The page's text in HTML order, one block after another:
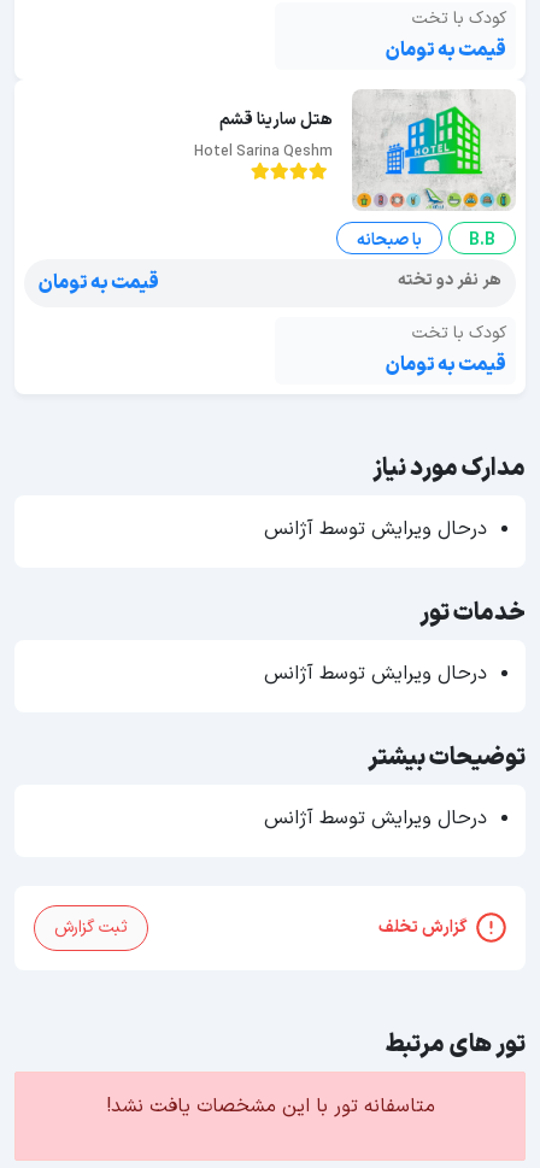
کودک با تخت
قیمت به تومان
هتل سارینا قشم
Hotel Sarina Qeshm
B.B
با صبحانه
هر نفر دو تخته
قیمت به تومان
کودک با تخت
قیمت به تومان
مدارک مورد نیاز
درحال ویرایش توسط آژانس
خدمات تور
درحال ویرایش توسط آژانس
توضیحات بیشتر
درحال ویرایش توسط آژانس
گزارش تخلف ثبت گزارش
تور های مرتبط
متاسفانه تور با این مشخصات یافت نشد!